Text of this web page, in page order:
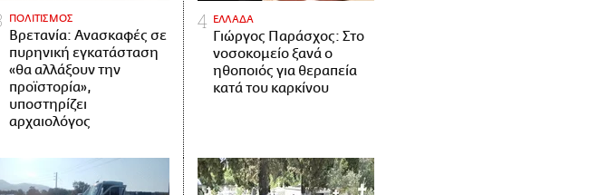
ΠΟΛΙΤΙΣΜΟΣ
Βρετανία: Ανασκαφές σε
πυρηνική εγκατάσταση
«θα αλλάξουν την
προϊστορία»,
υποστηρίζει
αρχαιολόγος
ΕΛΛΑΔΑ
Γιώργος Παράσχος: Στο
νοσοκομείο ξανά ο
ηθοποιός για θεραπεία
κατά του καρκίνου